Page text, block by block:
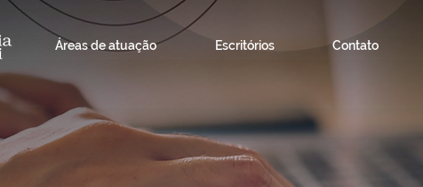
Áreas de atuação Escritórios Contato